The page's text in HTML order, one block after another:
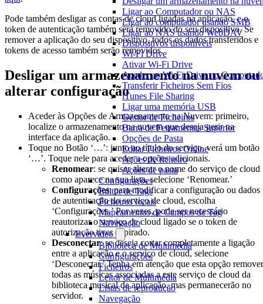
Ligar ao Computador ou NAS
Ligar ao computador usando SMB
Ligar ao NAS usando WebDAV
Dispositivos disponíveis
Wi-Fi Drive
Ativar Wi-Fi Drive
Aceder ao Wi-Fi Drive no
Transferir Ficheiros Sem Fios
iTunes File Sharing
Ligar uma memória USB
Gestor de Ficheiros
Barra de Ferramentas Superior
Opções de Pasta
Editar Ficheiros Online
Ações de ficheiro
Ações de pasta
Configurações
Editor de Tags
Ficheiros locais
Mapeamentos de Campos de Tag
Navegação
Evervideo
Biblioteca de Multimédia
Configurações
Ficheiros
Leitor de Multimédia
Listas de reprodução
Navegação
Pode também desligar as contas de cloud ligadas na aplicação, e o
token de autenticação também será removido do seu dispositivo. Se
remover a aplicação do seu dispositivo, todos os dados transferidos e
tokens de acesso também serão removidos.
Desligar um armazenamento na nuvem ou
alterar configuração
Aceder às Opções de Armazenamento na Nuvem: primeiro,
localize o armazenamento na nuvem que deseja gerir na
interface da aplicação.
Toque no Botão ‘…’: junto ao título do serviço, verá um botão
‘…’. Toque nele para aceder a opções adicionais.
Renomear: se quiser alterar o nome do serviço de cloud
como aparece na sua lista, selecione ‘Renomear.’
Configurações: para modificar a configuração ou dados
de autenticação do serviço de cloud, escolha
‘Configurações.’ Por vezes, pode ser necessário
reautorizar o serviço de cloud ligado se o token de
autorização tiver expirado.
Desconectar: se deseja cortar completamente a ligação
entre a aplicação e o serviço de cloud, selecione
‘Desconectar.’ Tenha em atenção que esta opção
todas as músicas associadas a este serviço de cloud da
biblioteca musical da aplicação, mas permanecerão no
servidor.